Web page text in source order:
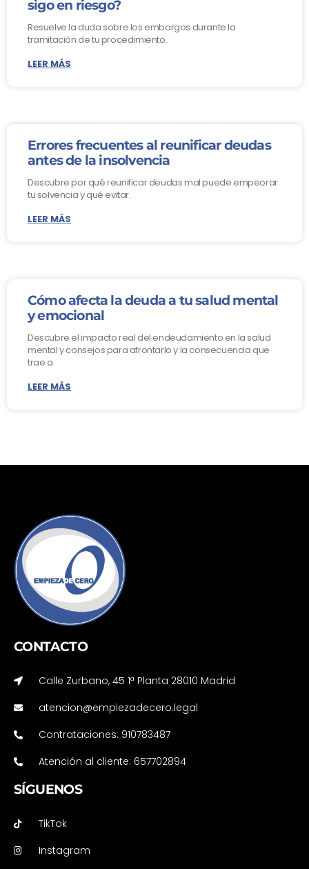
sigo en riesgo?
Resuelve la duda sobre los embargos durante la
tramitación de tu procedimiento.
LEER MÁS
Errores frecuentes al reunificar deudas
antes de la insolvencia
Descubre por qué reunificar deudas mal puede empeorar
tu solvencia y qué evitar.
LEER MÁS
Cómo afecta la deuda a tu salud mental
y emocional
Descubre el impacto real del endeudamiento en la salud
mental y consejos para afrontarlo y la consecuencia que
trae a
LEER MÁS
CONTACTO
Calle Zurbano, 45 1ª Planta 28010 Madrid
atencion@empiezadecero.legal
Contrataciones: 910783487
Atención al cliente: 657702894
SÍGUENOS
TikTok
Instagram